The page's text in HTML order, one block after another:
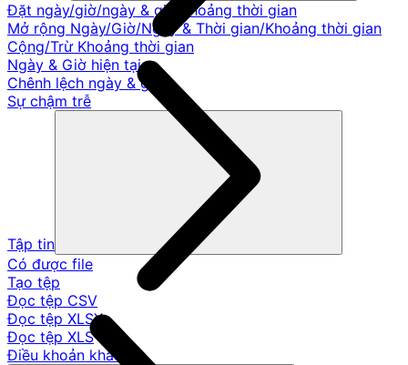
Đặt ngày/giờ/ngày & giờ/khoảng thời gian
Mở rộng Ngày/Giờ/Ngày & Thời gian/Khoảng thời gian
Cộng/Trừ Khoảng thời gian
Ngày & Giờ hiện tại
Chênh lệch ngày & giờ
Sự chậm trễ
Tập tin
Có được file
Tạo tệp
Đọc tệp CSV
Đọc tệp XLSX
Đọc tệp XLS
Điều khoản khác